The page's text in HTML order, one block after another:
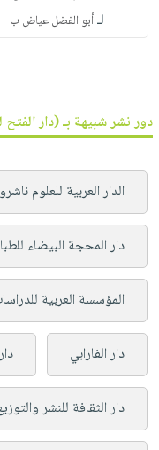
لـأبو الفضل عياض ب
دور نشر شبيهة بـ (دار الفتح
الدار العربية للعلوم
دار المحجة البيضاء
المؤسسة العربية
دار الفارابي
دار الثقافة للنشر